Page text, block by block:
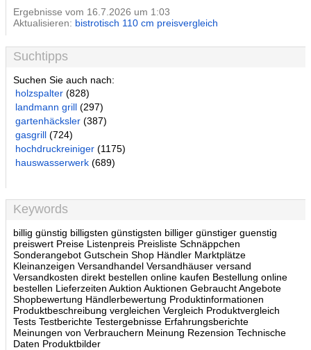
Ergebnisse vom 16.7.2026 um 1:03
Aktualisieren: bistrotisch 110 cm preisvergleich
Suchtipps
Suchen Sie auch nach:
holzspalter (828)
landmann grill (297)
gartenhäcksler (387)
gasgrill (724)
hochdruckreiniger (1175)
hauswasserwerk (689)
Keywords
billig günstig billigsten günstigsten billiger günstiger guenstig
preiswert Preise Listenpreis Preisliste Schnäppchen
Sonderangebot Gutschein Shop Händler Marktplätze
Kleinanzeigen Versandhandel Versandhäuser versand
Versandkosten direkt bestellen online kaufen Bestellung online
bestellen Lieferzeiten Auktion Auktionen Gebraucht Angebote
Shopbewertung Händlerbewertung Produktinformationen
Produktbeschreibung vergleichen Vergleich Produktvergleich
Tests Testberichte Testergebnisse Erfahrungsberichte
Meinungen von Verbrauchern Meinung Rezension Technische
Daten Produktbilder